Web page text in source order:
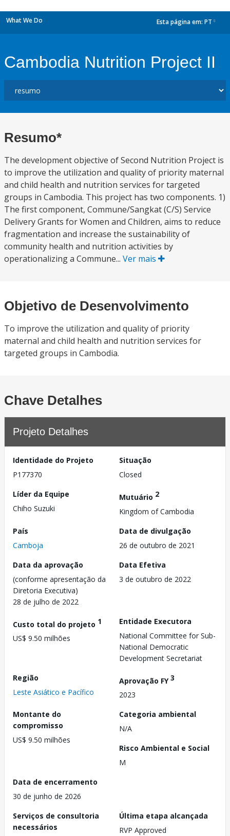
What We Do Esta página em: PT
Cambodia Nutrition Project II
Resumo*
The development objective of Second Nutrition Project is
to improve the utilization and quality of priority maternal
and child health and nutrition services for targeted
groups in Cambodia. This project has two components. 1)
The first component, Commune/Sangkat (C/S) Service
Delivery Grants for Women and Children, aims to reduce
fragmentation and increase the sustainability of
community health and nutrition activities by
operationalizing a Commune... Ver mais
Objetivo de Desenvolvimento
To improve the utilization and quality of priority
maternal and child health and nutrition services for
targeted groups in Cambodia.
Chave Detalhes
Projeto Detalhes
Identidade do Projeto
P177370
Situação
Closed
Líder da Equipe
Chiho Suzuki
Mutuário 2
Kingdom of Cambodia
País
Camboja
Data de divulgação
26 de outubro de 2021
Data da aprovação
(conforme apresentação da
Diretoria Executiva)
28 de julho de 2022
Data Efetiva
3 de outubro de 2022
Custo total do projeto 1
US$ 9.50 milhões
Entidade Executora
National Committee for Sub-
National Democratic
Development Secretariat
Região
Leste Asiático e Pacífico
Aprovação FY3
2023
Montante do
compromisso
US$ 9.50 milhões
Categoria ambiental
N/A
Risco Ambiental e Social
M
Data de encerramento
30 de junho de 2026
Serviços de consultoria
necessários
Última etapa alcançada
RVP Approved